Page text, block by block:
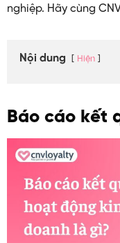
nghiệp. Hãy cùng
Nội dung Hiện
Báo cáo kết